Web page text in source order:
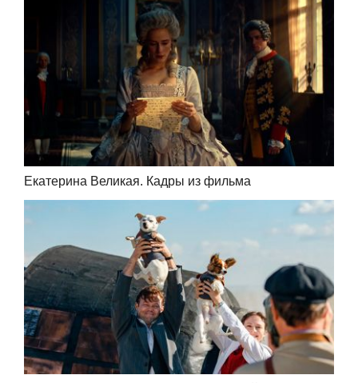
Екатерина Великая. Кадры из фильма